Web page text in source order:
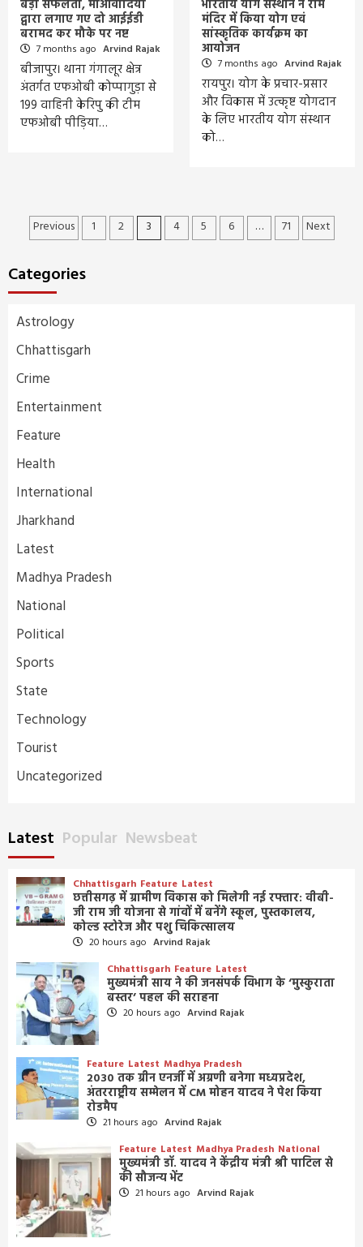
बड़ी सफलता, माओवादियों
द्वारा लगाए गए दो आईईडी
बरामद कर मौके पर नष्ट
7 months ago Arvind Rajak
बीजापुर। थाना गंगालूर क्षेत्र
अंतर्गत एफओबी कोप्पागुड़ा से
199 वाहिनी केरिपु की टीम
एफओबी पीड़िया…
भारतीय योग संस्थान ने राम
मंदिर में किया योग एवं
सांस्कृतिक कार्यक्रम का
आयोजन
7 months ago Arvind Rajak
रायपुर। योग के प्रचार-प्रसार
और विकास में उत्कृष्ट योगदान
के लिए भारतीय योग संस्थान
को…
Posts
pagination
Previous 1 2 3 4 5 6 … 71 Next
Categories
Astrology
Chhattisgarh
Crime
Entertainment
Feature
Health
International
Jharkhand
Latest
Madhya Pradesh
National
Political
Sports
State
Technology
Tourist
Uncategorized
Latest Popular Newsbeat
Chhattisgarh Feature Latest
छत्तीसगढ़ में ग्रामीण विकास को मिलेगी नई रफ्तार: वीबी-
जी राम जी योजना से गांवों में बनेंगे स्कूल, पुस्तकालय,
कोल्ड स्टोरेज और पशु चिकित्सालय
20 hours ago Arvind Rajak
Chhattisgarh Feature Latest
मुख्यमंत्री साय ने की जनसंपर्क विभाग के ‘मुस्कुराता
बस्तर’ पहल की सराहना
20 hours ago Arvind Rajak
Feature Latest Madhya Pradesh
2030 तक ग्रीन एनर्जी में अग्रणी बनेगा मध्यप्रदेश,
अंतरराष्ट्रीय सम्मेलन में CM मोहन यादव ने पेश किया
रोडमैप
21 hours ago Arvind Rajak
Feature Latest Madhya Pradesh National
मुख्यमंत्री डॉ. यादव ने केंद्रीय मंत्री श्री पाटिल से
की सौजन्य भेंट
21 hours ago Arvind Rajak